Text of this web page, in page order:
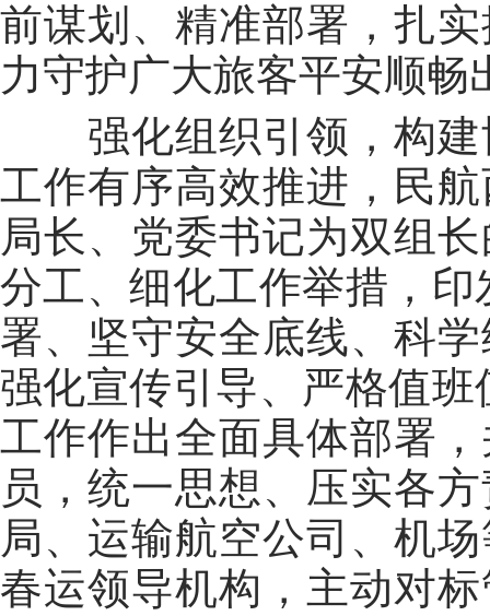
前谋划、精准部署，扎
力守护广大旅客平安顺畅
强化组织引领，构
工作有序高效推进，民
局长、党委书记为双组
分工、细化工作举措，
署、坚守安全底线、科
强化宣传引导、严格值
工作作出全面具体部署
员，统一思想、压实各
局、运输航空公司、机
春运领导机构，主动对